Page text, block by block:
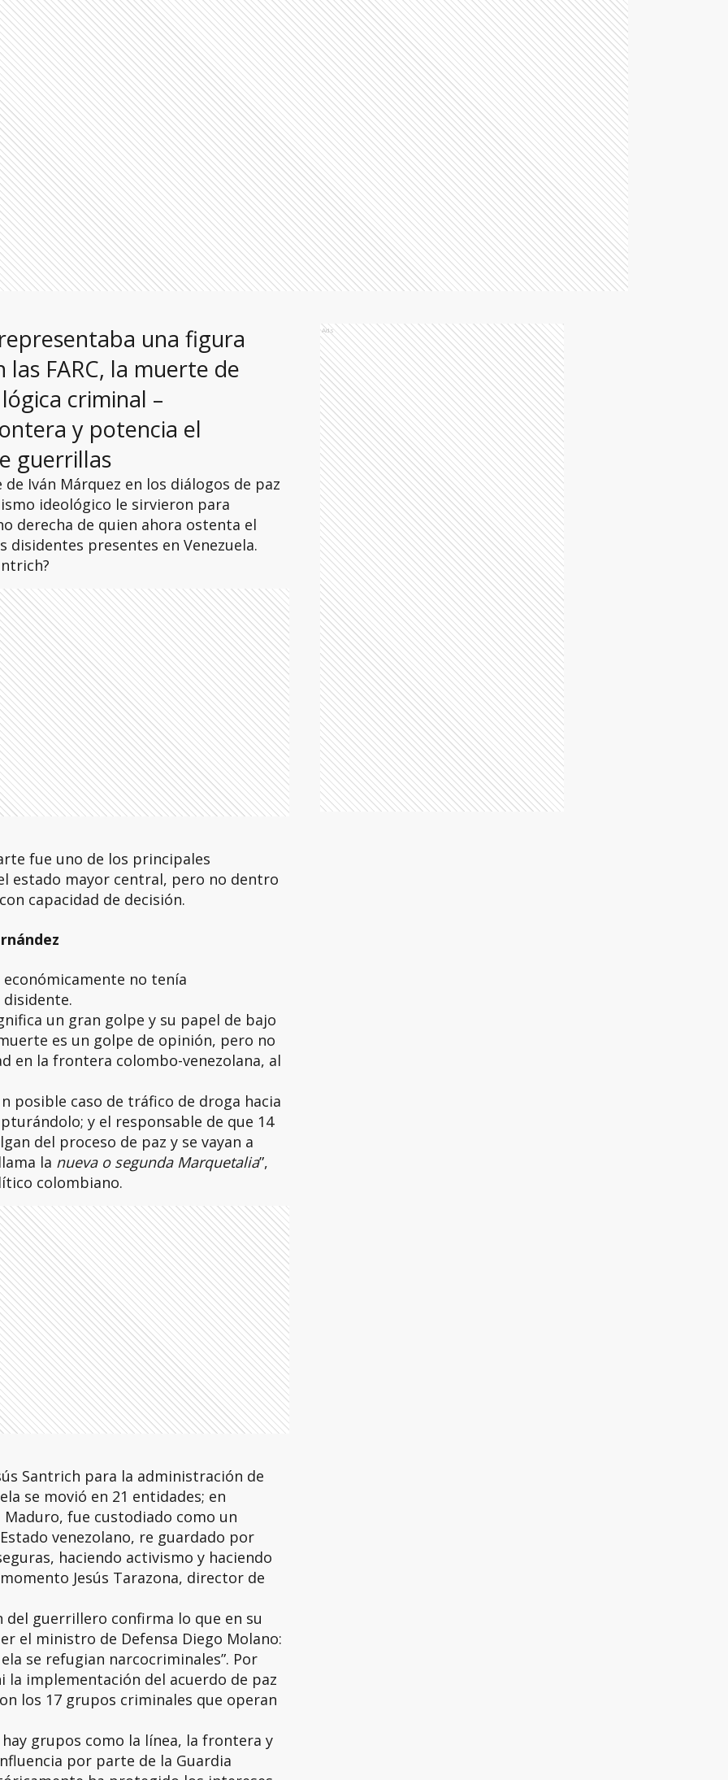
una figura
FARC, la muerte de
criminal –
y potencia el
guerrillas
Iván Márquez en los diálogos de paz
ideológico le sirvieron para
derecha de quien ahora ostenta el
disidentes presentes en Venezuela.
fue uno de los principales
estado mayor central, pero no dentro
capacidad de decisión.
no tenía
disidente.
un gran golpe y su papel de bajo
es un golpe de opinión, pero no
en la frontera colombo-venezolana, al
posible caso de tráfico de droga hacia
y el responsable de que 14
del proceso de paz y se vayan a
la nueva o segunda Marquetalia”,
colombiano.
Santrich para la administración de
se movió en 21 entidades; en
fue custodiado como un
venezolano, re guardado por
haciendo activismo y haciendo
Jesús Tarazona, director de
del guerrillero confirma lo que en su
el ministro de Defensa Diego Molano:
se refugian narcocriminales”. Por
implementación del acuerdo de paz
los 17 grupos criminales que operan
grupos como la línea, la frontera y
por parte de la Guardia
Ads